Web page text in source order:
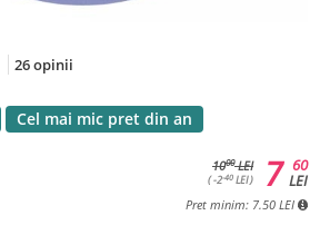
26 opinii
Cel mai mic pret din an
1000LEI
( -2-40 LEI )
60
LEI
7
Pret minim: 7.50 LEI